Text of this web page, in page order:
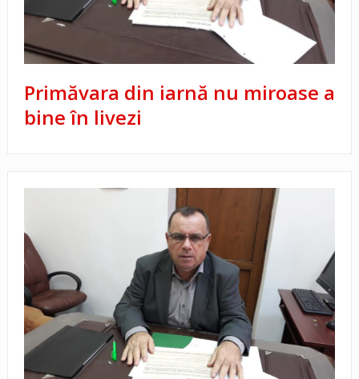
Primăvara din iarnă nu miroase a
bine în livezi